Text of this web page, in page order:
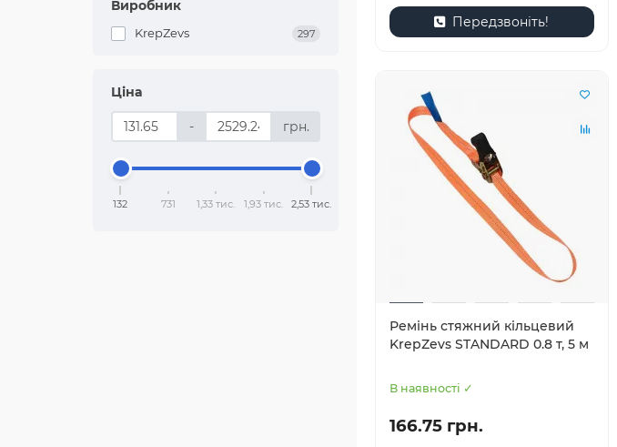
Виробник
KrepZevs 297
Ціна
- грн.
132 731 1,33 тис. 1,93 тис. 2,53 тис.
Передзвоніть!
Ремінь стяжний кільцевий
KrepZevs STANDARD 0.8 т, 5 м
В наявності ✓
166.75 грн.